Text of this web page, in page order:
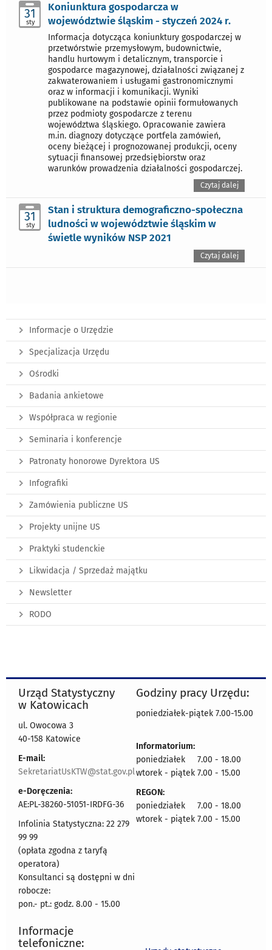
31
sty
Koniunktura gospodarcza w
województwie śląskim - styczeń 2024 r.
Informacja dotycząca koniunktury gospodarczej w
przetwórstwie przemysłowym, budownictwie,
handlu hurtowym i detalicznym, transporcie i
gospodarce magazynowej, działalności związanej z
zakwaterowaniem i usługami gastronomicznymi
oraz w informacji i komunikacji. Wyniki
publikowane na podstawie opinii formułowanych
przez podmioty gospodarcze z terenu
województwa śląskiego. Opracowanie zawiera
m.in. diagnozy dotyczące portfela zamówień,
oceny bieżącej i prognozowanej produkcji, oceny
sytuacji finansowej przedsiębiorstw oraz
warunków prowadzenia działalności gospodarczej.
Czytaj dalej
31
sty
Stan i struktura demograficzno-społeczna
ludności w województwie śląskim w
świetle wyników NSP 2021
Czytaj dalej
Informacje o Urzędzie
Specjalizacja Urzędu
Ośrodki
Badania ankietowe
Współpraca w regionie
Seminaria i konferencje
Patronaty honorowe Dyrektora US
Infografiki
Zamówienia publiczne US
Projekty unijne US
Praktyki studenckie
Likwidacja / Sprzedaż majątku
Newsletter
RODO
Urząd Statystyczny
w Katowicach
ul. Owocowa 3
40-158 Katowice
E-mail:
SekretariatUsKTW@stat.gov.pl
e-Doręczenia:
AE:PL-38260-51051-IRDFG-36
Infolinia Statystyczna: 22 279
99 99
(opłata zgodna z taryfą
operatora)
Konsultanci są dostępni w dni
robocze:
pon.- pt.: godz. 8.00 - 15.00
Godziny pracy Urzędu:
poniedziałek-piątek 7.00-15.00
Informatorium:
poniedziałek 7.00 - 18.00
wtorek - piątek 7.00 - 15.00
REGON:
poniedziałek 7.00 - 18.00
wtorek - piątek 7.00 - 15.00
Informacje
telefoniczne: